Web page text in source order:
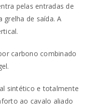
pelas entradas de
grelha de saída. A
carbono combinado
sintético e totalmente
ao cavalo aliado